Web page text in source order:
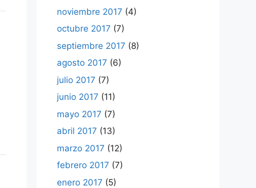
noviembre 2017 (4)
octubre 2017 (7)
septiembre 2017 (8)
agosto 2017 (6)
julio 2017 (7)
junio 2017 (11)
mayo 2017 (7)
abril 2017 (13)
marzo 2017 (12)
febrero 2017 (7)
enero 2017 (5)